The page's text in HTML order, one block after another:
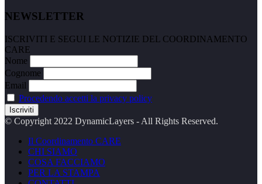
NEWSLETTER
ISCRIVITI E SEGUI LE NOTIZIE DEL COORDINAMENTO
CARE
Nome
Cognome
Email
Procedendo accetti la privacy policy
© Copyright 2022 DynamicLayers - All Rights Reserved.
Il Coordinamento CARE
CHI SIAMO
COSA FACCIAMO
PER LA STAMPA